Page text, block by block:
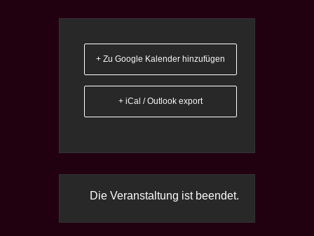
+ Zu Google Kalender hinzufügen
+ iCal / Outlook export
Die Veranstaltung ist beendet.